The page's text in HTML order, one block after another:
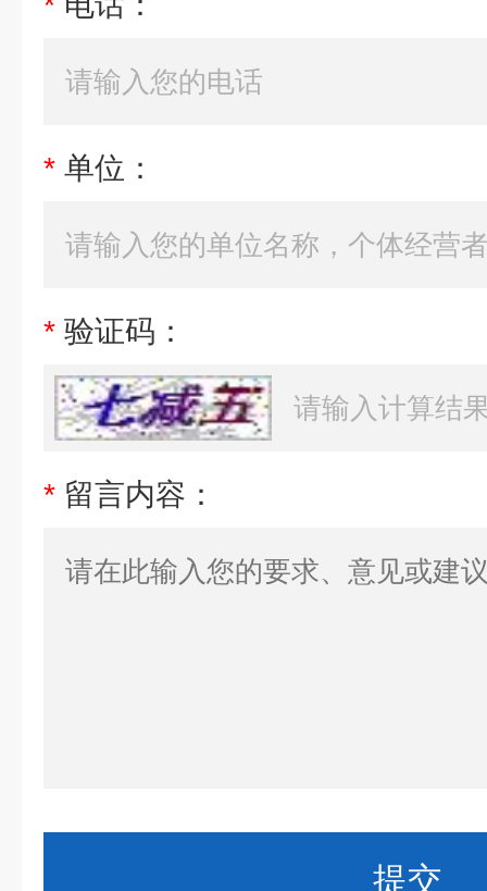
* 单位：
* 验证码：
* 留言内容：